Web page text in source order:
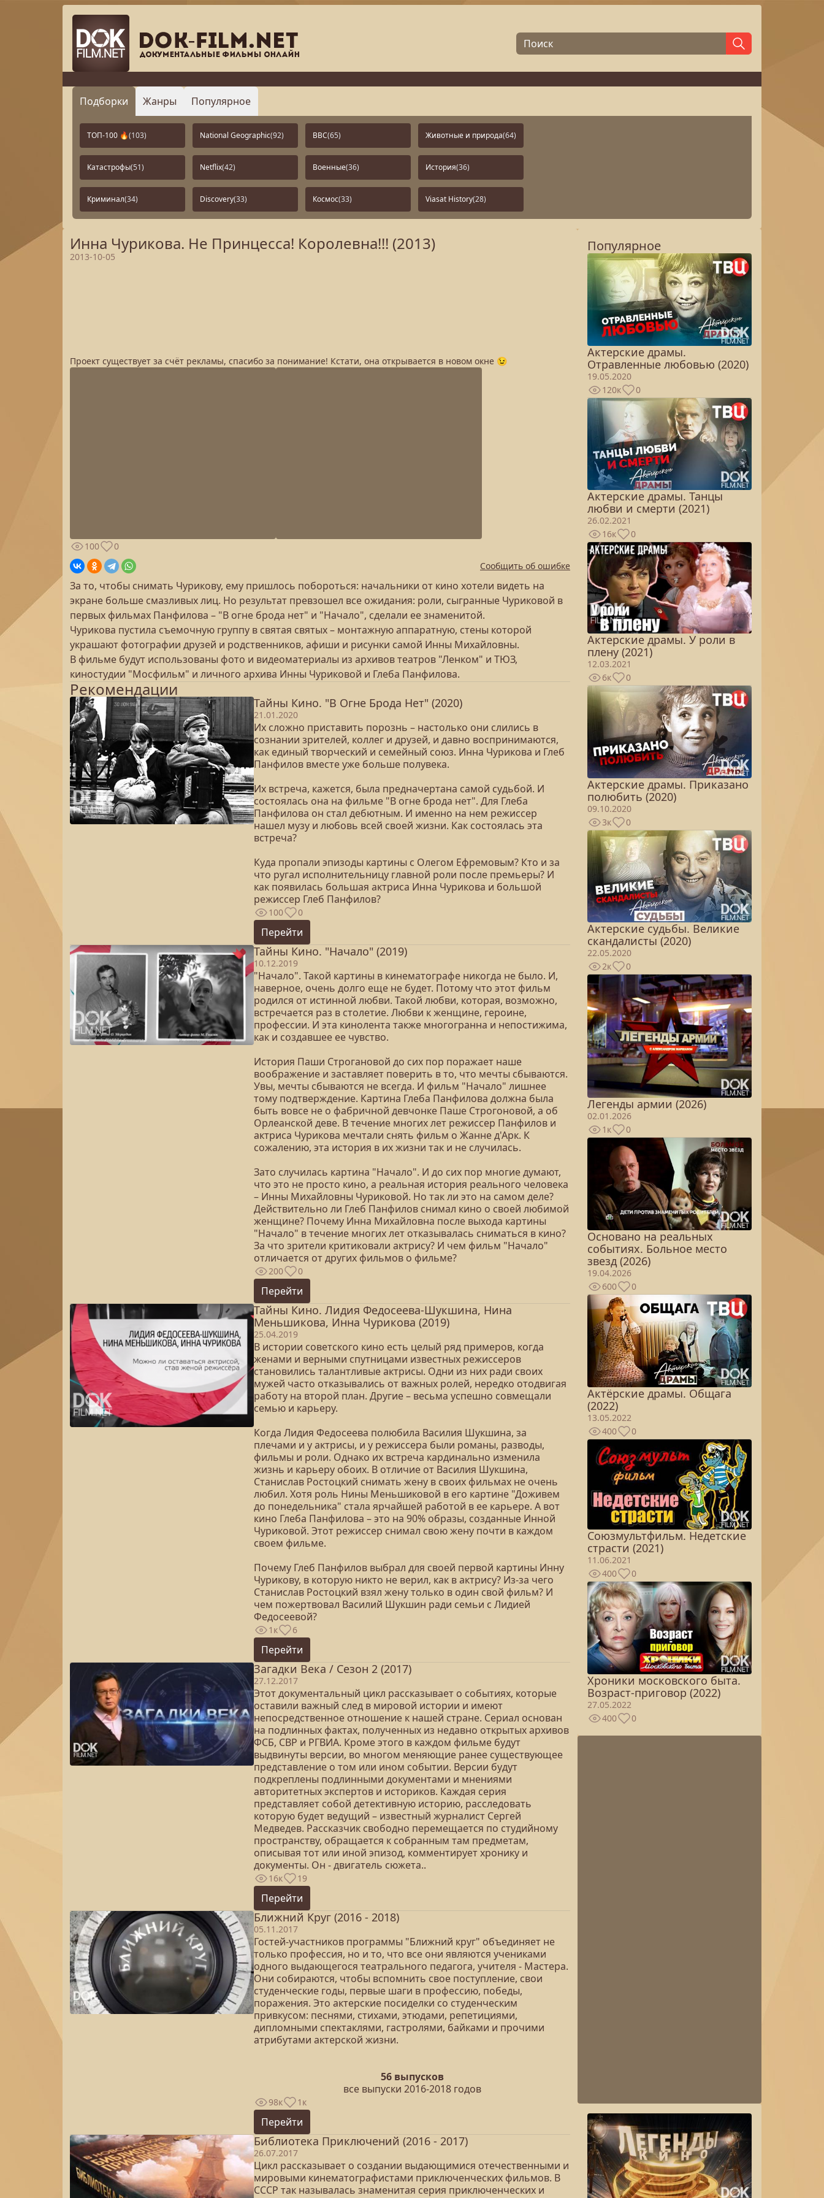
Подборки Жанры Популярное
ТОП-100 🔥(103) National Geographic(92) BBC(65) Животные и природа(64)
Катастрофы(51) Netflix(42) Военные(36) История(36)
Криминал(34) Discovery(33) Космос(33) Viasat History(28)
Инна Чурикова. Не Принцесса! Королевна!!! (2013)
2013-10-05
Проект существует за счёт рекламы, спасибо за понимание! Кстати, она открывается в новом окне 😉
100
0
Сообщить об ошибке
За то, чтобы снимать Чурикову, ему пришлось побороться: начальники от кино хотели видеть на
экране больше смазливых лиц. Но результат превзошел все ожидания: роли, сыгранные Чуриковой в
первых фильмах Панфилова – "В огне брода нет" и "Начало", сделали ее знаменитой.
Чурикова пустила съемочную группу в святая святых – монтажную аппаратную, стены которой
украшают фотографии друзей и родственников, афиши и рисунки самой Инны Михайловны.
В фильме будут использованы фото и видеоматериалы из архивов театров "Ленком" и ТЮЗ,
киностудии "Мосфильм" и личного архива Инны Чуриковой и Глеба Панфилова.
Рекомендации
Тайны Кино. "В Огне Брода Нет" (2020)
21.01.2020
Их сложно приставить порознь – настолько они слились в
сознании зрителей, коллег и друзей, и давно воспринимаются,
как единый творческий и семейный союз. Инна Чурикова и Глеб
Панфилов вместе уже больше полувека.
Их встреча, кажется, была предначертана самой судьбой. И
состоялась она на фильме "В огне брода нет". Для Глеба
Панфилова он стал дебютным. И именно на нем режиссер
нашел музу и любовь всей своей жизни. Как состоялась эта
встреча?
Куда пропали эпизоды картины с Олегом Ефремовым? Кто и за
что ругал исполнительницу главной роли после премьеры? И
как появилась большая актриса Инна Чурикова и большой
режиссер Глеб Панфилов?
100 0
Перейти
Тайны Кино. "Начало" (2019)
10.12.2019
"Начало". Такой картины в кинематографе никогда не было. И,
наверное, очень долго еще не будет. Потому что этот фильм
родился от истинной любви. Такой любви, которая, возможно,
встречается раз в столетие. Любви к женщине, героине,
профессии. И эта кинолента также многогранна и непостижима,
как и создавшее ее чувство.
История Паши Строгановой до сих пор поражает наше
воображение и заставляет поверить в то, что мечты сбываются.
Увы, мечты сбываются не всегда. И фильм "Начало" лишнее
тому подтверждение. Картина Глеба Панфилова должна была
быть вовсе не о фабричной девчонке Паше Строгоновой, а об
Орлеанской деве. В течение многих лет режиссер Панфилов и
актриса Чурикова мечтали снять фильм о Жанне д'Арк. К
сожалению, эта история в их жизни так и не случилась.
Зато случилась картина "Начало". И до сих пор многие думают,
что это не просто кино, а реальная история реального человека
– Инны Михайловны Чуриковой. Но так ли это на самом деле?
Действительно ли Глеб Панфилов снимал кино о своей любимой
женщине? Почему Инна Михайловна после выхода картины
"Начало" в течение многих лет отказывалась сниматься в кино?
За что зрители критиковали актрису? И чем фильм "Начало"
отличается от других фильмов о фильме?
200 0
Перейти
Тайны Кино. Лидия Федосеева-Шукшина, Нина
Меньшикова, Инна Чурикова (2019)
25.04.2019
В истории советского кино есть целый ряд примеров, когда
женами и верными спутницами известных режиссеров
становились талантливые актрисы. Одни из них ради своих
мужей часто отказывались от важных ролей, нередко отодвигая
работу на второй план. Другие – весьма успешно совмещали
семью и карьеру.
Когда Лидия Федосеева полюбила Василия Шукшина, за
плечами и у актрисы, и у режиссера были романы, разводы,
фильмы и роли. Однако их встреча кардинально изменила
жизнь и карьеру обоих. В отличие от Василия Шукшина,
Станислав Ростоцкий снимать жену в своих фильмах не очень
любил. Хотя роль Нины Меньшиковой в его картине "Доживем
до понедельника" стала ярчайшей работой в ее карьере. А вот
кино Глеба Панфилова – это на 90% образы, созданные Инной
Чуриковой. Этот режиссер снимал свою жену почти в каждом
своем фильме.
Почему Глеб Панфилов выбрал для своей первой картины Инну
Чурикову, в которую никто не верил, как в актрису? Из-за чего
Станислав Ростоцкий взял жену только в один свой фильм? И
чем пожертвовал Василий Шукшин ради семьи с Лидией
Федосеевой?
1к 6
Перейти
Загадки Века / Сезон 2 (2017)
27.12.2017
Этот документальный цикл рассказывает о событиях, которые
оставили важный след в мировой истории и имеют
непосредственное отношение к нашей стране. Сериал основан
на подлинных фактах, полученных из недавно открытых архивов
ФСБ, СВР и РГВИА. Кроме этого в каждом фильме будут
выдвинуты версии, во многом меняющие ранее существующее
представление о том или ином событии. Версии будут
подкреплены подлинными документами и мнениями
авторитетных экспертов и историков. Каждая серия
представляет собой детективную историю, расследовать
которую будет ведущий – известный журналист Сергей
Медведев. Рассказчик свободно перемещается по студийному
пространству, обращается к собранным там предметам,
описывая тот или иной эпизод, комментирует хронику и
документы. Он - двигатель сюжета..
16к 19
Перейти
Ближний Круг (2016 - 2018)
05.11.2017
Гостей-участников программы "Ближний круг" объединяет не
только профессия, но и то, что все они являются учениками
одного выдающегося театрального педагога, учителя - Мастера.
Они собираются, чтобы вспомнить свое поступление, свои
студенческие годы, первые шаги в профессию, победы,
поражения. Это актерские посиделки со студенческим
привкусом: песнями, стихами, этюдами, репетициями,
дипломными спектаклями, гастролями, байками и прочими
атрибутами актерской жизни.
56 выпусков
все выпуски 2016-2018 годов
98к 1к
Перейти
Библиотека Приключений (2016 - 2017)
26.07.2017
Цикл рассказывает о создании выдающимися отечественными и
мировыми кинематографистами приключенческих фильмов. В
СССР так называлась знаменитая серия приключенческих и
Популярное
Актерские драмы.
Отравленные любовью (2020)
19.05.2020
120к
0
Актерские драмы. Танцы
любви и смерти (2021)
26.02.2021
16к
0
Актерские драмы. У роли в
плену (2021)
12.03.2021
6к
0
Актерские драмы. Приказано
полюбить (2020)
09.10.2020
3к
0
Актерские судьбы. Великие
скандалисты (2020)
22.05.2020
2к
0
Легенды армии (2026)
02.01.2026
1к
0
Основано на реальных
событиях. Больное место
звезд (2026)
19.04.2026
600
0
Актёрские драмы. Общага
(2022)
13.05.2022
400
0
Союзмультфильм. Недетские
страсти (2021)
11.06.2021
400
0
Хроники московского быта.
Возраст-приговор (2022)
27.05.2022
400
0